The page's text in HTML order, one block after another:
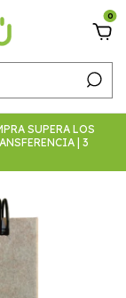
0
SUPERA LOS
| 3